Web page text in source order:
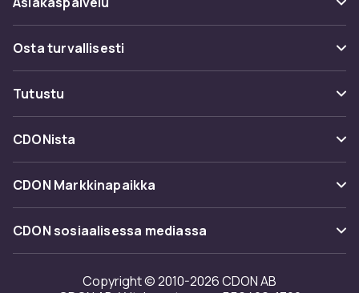
Usein kysyttyä (UKK)
Seuraa pakettia
Ota yhteyttä
Osta turvallisesti
Maksuvaihtoehdot
Toimitus
Takaisinvedot
Tutustu
Kategoriat
Tuotemerkit
CDONista
Tietoa meistä
Asiakasarvionnit
Investor relations
CDON Markkinapaikka
Merchant Help Center
CDON sosiaalisessa mediassa
Copyright © 2010-2026 CDON AB